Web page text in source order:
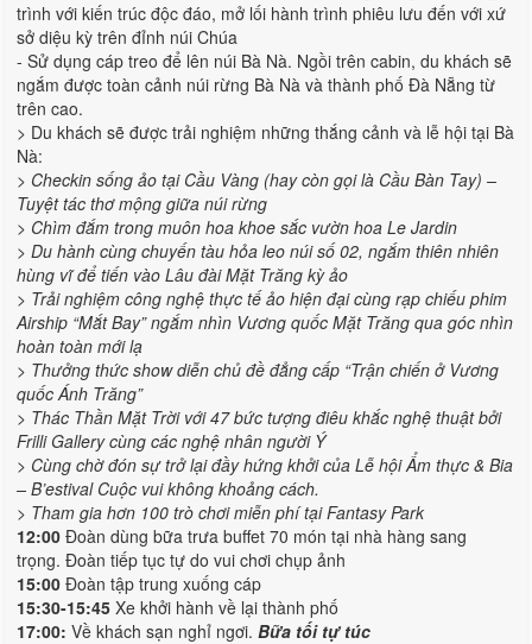
trình với kiến trúc độc đáo, mở lối hành trình phiêu lưu đến với xứ
sở diệu kỳ trên đỉnh núi Chúa
- Sử dụng cáp treo để lên núi Bà Nà. Ngồi trên cabin, du khách sẽ
ngắm được toàn cảnh núi rừng Bà Nà và thành phố Đà Nẵng từ
trên cao.
> Du khách sẽ được trải nghiệm những thắng cảnh và lễ hội tại Bà
Nà:
> Checkin sống ảo tại Cầu Vàng (hay còn gọi là Cầu Bàn Tay) –
Tuyệt tác thơ mộng giữa núi rừng
> Chìm đắm trong muôn hoa khoe sắc vườn hoa Le Jardin
> Du hành cùng chuyến tàu hỏa leo núi số 02, ngắm thiên nhiên
hùng vĩ để tiến vào Lâu đài Mặt Trăng kỳ ảo
> Trải nghiệm công nghệ thực tế ảo hiện đại cùng rạp chiếu phim
Airship “Mắt Bay” ngắm nhìn Vương quốc Mặt Trăng qua góc nhìn
hoàn toàn mới lạ
> Thưởng thức show diễn chủ đề đẳng cấp “Trận chiến ở Vương
quốc Ánh Trăng”
> Thác Thần Mặt Trời với 47 bức tượng điêu khắc nghệ thuật bởi
Frilli Gallery cùng các nghệ nhân người Ý
> Cùng chờ đón sự trở lại đầy hứng khởi của Lễ hội Ẩm thực & Bia
– B’estival Cuộc vui không khoảng cách.
> Tham gia hơn 100 trò chơi miễn phí tại Fantasy Park
12:00 Đoàn dùng bữa trưa buffet 70 món tại nhà hàng sang
trọng. Đoàn tiếp tục tự do vui chơi chụp ảnh
15:00 Đoàn tập trung xuống cáp
15:30-15:45 Xe khởi hành về lại thành phố
17:00:Về khách sạn nghỉ ngơi.Bữa tối tự túc